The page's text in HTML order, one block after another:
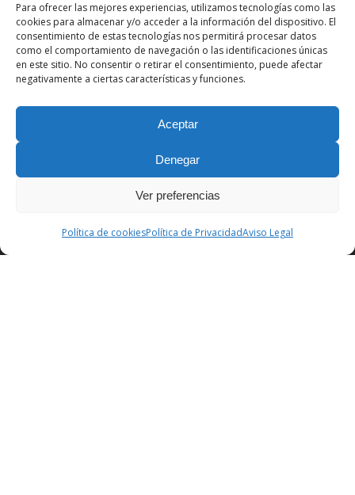
Para ofrecer las mejores experiencias, utilizamos tecnologías como las
cookies para almacenar y/o acceder a la información del dispositivo. El
consentimiento de estas tecnologías nos permitirá procesar datos
como el comportamiento de navegación o las identificaciones únicas
en este sitio. No consentir o retirar el consentimiento, puede afectar
negativamente a ciertas características y funciones.
Aceptar
Denegar
Ver preferencias
Política de cookiesPolítica de PrivacidadAviso Legal
Jornada Matemática
Bolsa de Trabajo
Alquiler de Espacios
Contacto